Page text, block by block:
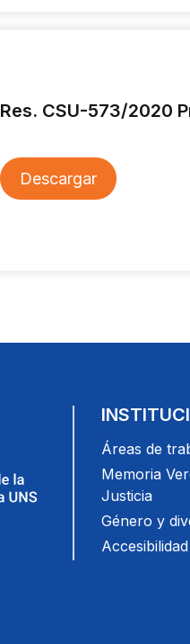
Res. CSU-573/2020
Descargar
Áreas de
Memoria
Justicia
Género y